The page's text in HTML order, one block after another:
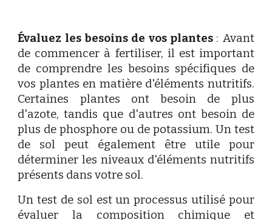
Évaluez les besoins de vos plantes : Avant
de commencer à fertiliser, il est important
de comprendre les besoins spécifiques de
vos plantes en matière d'éléments nutritifs.
Certaines plantes ont besoin de plus
d'azote, tandis que d'autres ont besoin de
plus de phosphore ou de potassium. Un test
de sol peut également être utile pour
déterminer les niveaux d'éléments nutritifs
présents dans votre sol.
Un test de sol est un processus utilisé pour
évaluer la composition chimique et